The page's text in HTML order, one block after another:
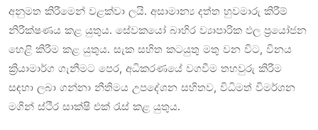
අනුමත කිරීමෙන් වළක්වා ලයි. අසාමාන්‍ය දත්ත හුවමාරු කිරීම්
නිරීක්ෂණය කළ යුතුය. සේවකයෝ බාහිර ව්‍යාපාරික ඵල ප්‍රයෝජන
හෙළි කිරීම කළ යුතුය. සැක සහිත කටයුතු මතු වන විට, විනය
ක්‍රියාමාර්ග ගැනීමට පෙර, අධිකරණයේ වගවීම තහවුරු කිරීම
සඳහා ලබා ගන්නා නීතිමය උපදේශන සහිතව, විධිමත් විමර්ශන
මගින් ස්ථිර සාක්ෂි එක් රැස් කළ යුතුය.